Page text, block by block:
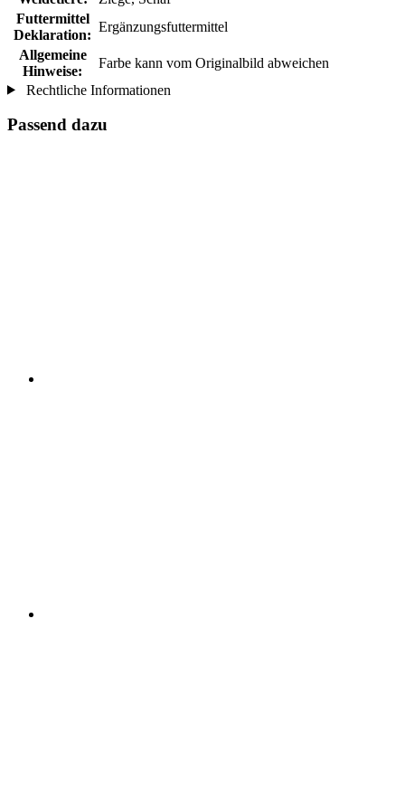
Futtermittel
Deklaration:
Ergänzungsfuttermittel
Allgemeine
Hinweise:
Farbe kann vom Originalbild abweichen
Rechtliche Informationen
Passend dazu